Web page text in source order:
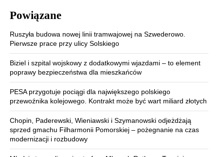
Powiązane
Ruszyła budowa nowej linii tramwajowej na Szwederowo.
Pierwsze prace przy ulicy Solskiego
Biziel i szpital wojskowy z dodatkowymi wjazdami – to element
poprawy bezpieczeństwa dla mieszkańców
PESA przygotuje pociągi dla największego polskiego
przewoźnika kolejowego. Kontrakt może być wart miliard złotych
Chopin, Paderewski, Wieniawski i Szymanowski odjeżdżają
sprzed gmachu Filharmonii Pomorskiej – pożegnanie na czas
modernizacji i rozbudowy